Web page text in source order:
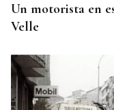
Un motorista en
Velle